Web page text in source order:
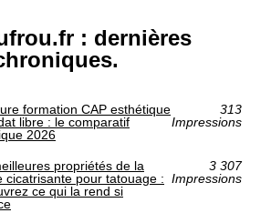
: dernières
formation CAP esthétique
libre : le comparatif
2026
313
Impressions
propriétés de la
cicatrisante pour tatouage :
ce qui la rend si
3 307
Impressions